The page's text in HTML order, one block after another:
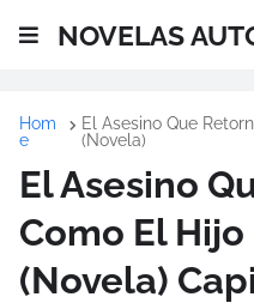
NOVELAS
Hom
e
El Asesino Que
(Novela)
El Asesino
Como El
(Novela)